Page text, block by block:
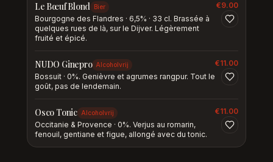
Le Bœuf Blond Bier
Bourgogne des Flandres · 6,5% · 33 cl. Brassée à
quelques rues de là, sur le Dijver. Légèrement
fruité et épicé.
€9.00
NUDO Ginepro Alcoholvrij
Bossuit · 0%. Genièvre et agrumes rangpur. Tout le
goût, pas de lendemain.
€11.00
Osco Tonic Alcoholvrij
Occitanie & Provence · 0%. Verjus au romarin,
fenouil, gentiane et figue, allongé avec du tonic.
€11.00